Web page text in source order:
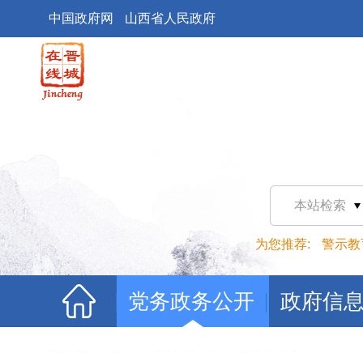
中国政府网 山西省人民政府
本站检索
为您推荐: 警示教
党务政务公开 政府信